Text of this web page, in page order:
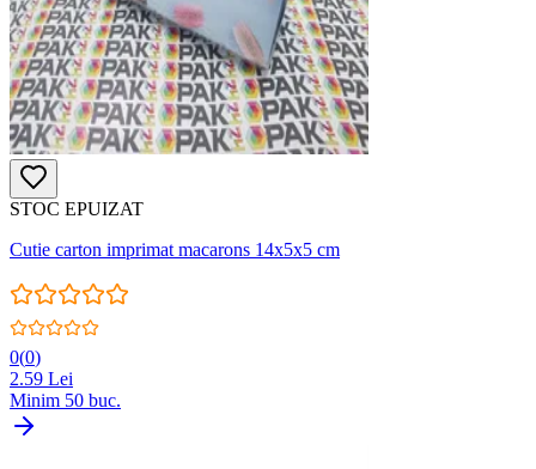
STOC EPUIZAT
Cutie carton imprimat macarons 14x5x5 cm
0(0)
2.59 Lei
Minim 50 buc.